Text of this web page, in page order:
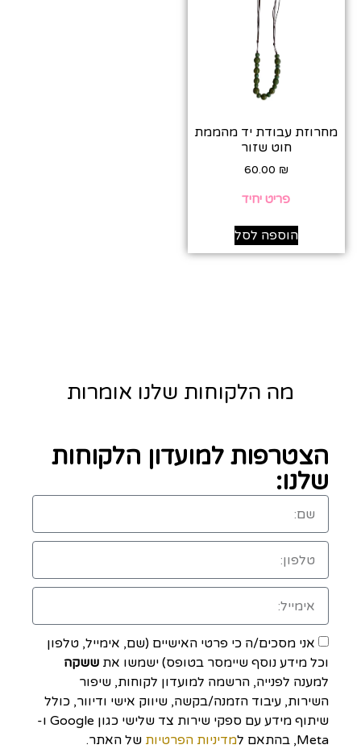
מחרוזת עבודת יד מהממת
חוט שזור
60.00 ₪
פריט יחיד
הוספה לסל
מה הלקוחות שלנו אומרות
הצטרפות למועדון הלקוחות
שלנו:
אני מסכים/ה כי פרטי האישיים (שם, אימייל, טלפון
וכל מידע נוסף שיימסר בטופס) ישמשו את ששקה
למענה לפנייה, הרשמה למועדון לקוחות, שיפור
השירות, עיבוד הזמנה/בקשה, שיווק אישי ודיוור, כולל
שיתוף מידע עם ספקי שירות צד שלישי כגון Google ו-
Meta, בהתאם ל
מדיניות הפרטיות של האתר.